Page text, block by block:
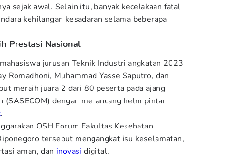
sejak awal. Selain itu, banyak kecelakaan fatal
kehilangan kesadaran selama beberapa
Prestasi Nasional
jurusan Teknik Industri angkatan 2023
Romadhoni, Muhammad Yasse Saputro, dan
meraih juara 2 dari 80 peserta pada ajang
(SASECOM) dengan merancang helm pintar
.
OSH Forum Fakultas Kesehatan
tersebut mengangkat isu keselamatan,
aman, dan inovasi digital.